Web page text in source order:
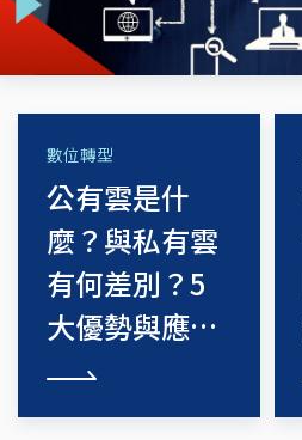
數位轉型
公有雲是什
麼？與私有雲
有何差別？5
大優勢與應用
場景一次看
看更多